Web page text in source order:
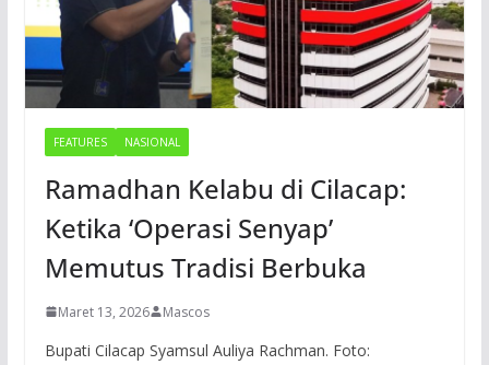
FEATURES NASIONAL
Ramadhan Kelabu di Cilacap:
Ketika ‘Operasi Senyap’
Memutus Tradisi Berbuka
Maret 13, 2026 Mascos
Bupati Cilacap Syamsul Auliya Rachman. Foto: